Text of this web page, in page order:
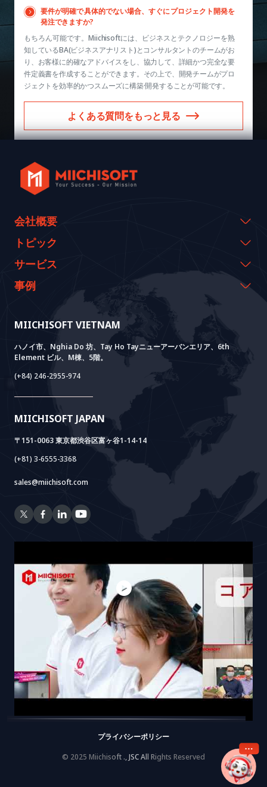
要件が明確で具体的でない場合、すぐにプロジェクト開発を
発注できますか?
もちろん可能です。Miichisoftには、ビジネスとテクノロジーを熟
知しているBA(ビジネスアナリスト)とコンサルタントのチームがお
り、お客様に的確なアドバイスをし、協力して、詳細かつ完全な要
件定義書を作成することができます。その上で、開発チームがプロ
ジェクトを効率的かつスムーズに構築·開発することが可能です。
よくある質問をもっと見る
MIICHISOFT VIETNAM
ハノイ市、Nghia Do 坊、Tay Ho Tayニューアーバンエリア、6th
Element ビル、M棟、5階。
(+84) 246-2955-974
MIICHISOFT JAPAN
〒151-0063 東京都渋谷区富ヶ谷1-14-14
(+81) 3-6555-3368
sales@miichisoft.com
会社概要
会社概要
代表のメッセージ
沿革
価値観
トピック
イベント & ウェビナー
資料室
ニュース
FAQ
サービス
AI CO-CREATION
AI PoC開発
Core Lab
System Lab
Power Lab
Cloud Lab
AI+ SOLUTIONS
AI+ Products
Meet AI+
AI+ Package
RAG Package
VIETNAM BRIDGE
BOTモデル
法人設立支援
事例
実績
お客様の声
© 2025 Miichisoft ., JSC All Rights Reserved
プライバシーポリシー